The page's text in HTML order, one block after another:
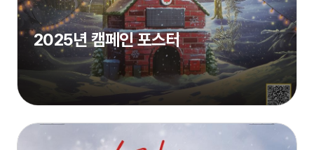
2025년 캠페인 포스터